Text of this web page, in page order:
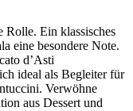
Rolle. Ein klassisches
eine besondere Note.
d’Asti
ideal als Begleiter für
Verwöhne
aus Dessert und